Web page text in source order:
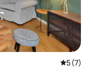
平均评分
5 (7)